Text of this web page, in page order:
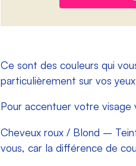
Ce sont des couleurs qui
particulièrement sur vos
Pour accentuer votre visage
Cheveux roux / Blond –
vous, car la différence de